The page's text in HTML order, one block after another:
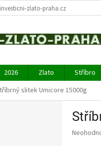
zlato-praha.cz
2026 Zlato Stříbro
slitek Umicore 15000g
Průměrné